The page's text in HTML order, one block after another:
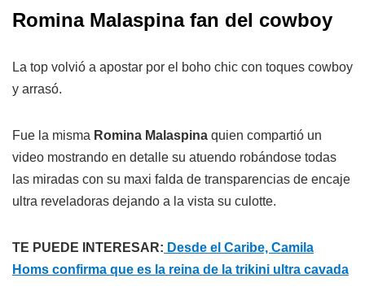
Romina Malaspina fan del cowboy
La top volvió a apostar por el boho chic con toques cowboy
y arrasó.
Fue la misma Romina Malaspina quien compartió un
video mostrando en detalle su atuendo robándose todas
las miradas con su maxi falda de transparencias de encaje
ultra reveladoras dejando a la vista su culotte.
TE PUEDE INTERESAR: Desde el Caribe, Camila
Homs confirma que es la reina de la trikini ultra cavada